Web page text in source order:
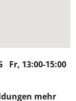
Fr, 13:00-15:00
mehr